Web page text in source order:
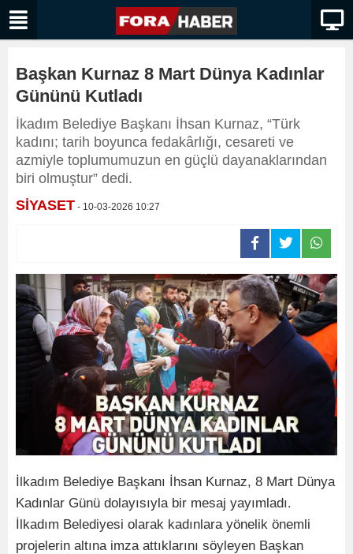
Başkan Kurnaz 8 Mart Dünya Kadınlar
Gününü Kutladı
İkadım Belediye Başkanı İhsan Kurnaz, “Türk
kadını; tarih boyunca fedakârlığı, cesareti ve
azmiyle toplumumuzun en güçlü dayanaklarından
biri olmuştur” dedi.
SİYASET - 10-03-2026 10:27
İlkadım Belediye Başkanı İhsan Kurnaz, 8 Mart Dünya
Kadınlar Günü dolayısıyla bir mesaj yayımladı.
İlkadım Belediyesi olarak kadınlara yönelik önemli
projelerin altına imza attıklarını söyleyen Başkan